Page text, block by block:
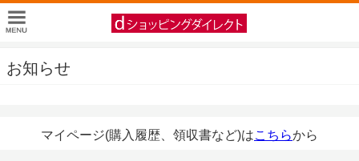
お知らせ
マイページ(購入履歴、領収書など)はこちらから